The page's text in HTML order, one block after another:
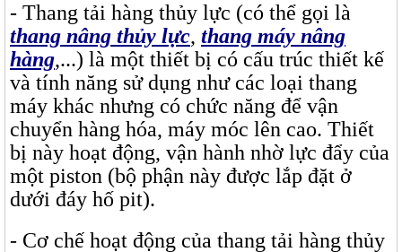
- Thang tải hàng thủy lực (có thể gọi là
thang nâng thủy lực, thang máy nâng
hàng,...) là một thiết bị có cấu trúc thiết kế
và tính năng sử dụng như các loại thang
máy khác nhưng có chức năng để vận
chuyển hàng hóa, máy móc lên cao. Thiết
bị này hoạt động, vận hành nhờ lực đẩy của
một piston (bộ phận này được lắp đặt ở
dưới đáy hố pit).
- Cơ chế hoạt động của thang tải hàng thủy